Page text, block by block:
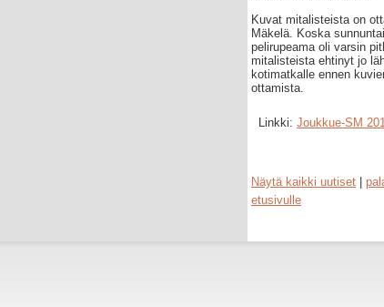
Kuvat mitalisteista on
Mäkelä. Koska
pelirupeama oli varsin
mitalisteista ehtinyt jo
kotimatkalle ennen
ottamista.
Linkki: Joukkue-SM
Näytä kaikki uutiset
etusivulle